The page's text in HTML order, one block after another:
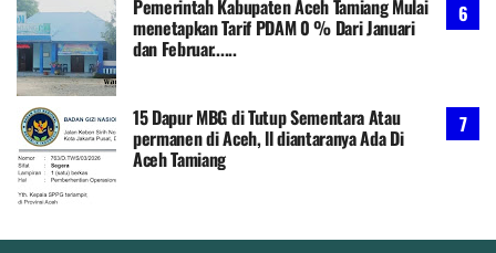
Pemerintah Kabupaten Aceh Tamiang Mulai
menetapkan Tarif PDAM 0 % Dari Januari
dan Februar......
15 Dapur MBG di Tutup Sementara Atau
permanen di Aceh, ll diantaranya Ada Di
Aceh Tamiang